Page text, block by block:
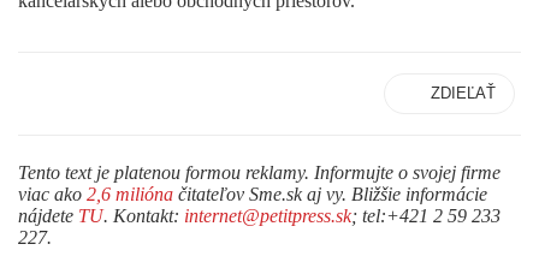
ZDIEĽAŤ
Tento text je platenou formou reklamy. Informujte o svojej firme
viac ako 2,6 milióna čitateľov Sme.sk aj vy. Bližšie informácie
nájdete TU. Kontakt: internet@petitpress.sk; tel:+421 2 59 233
227.